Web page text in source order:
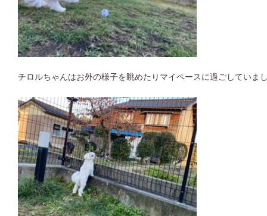
チロルちゃんはお外の様子を眺めたりマイペースに過ごしていま